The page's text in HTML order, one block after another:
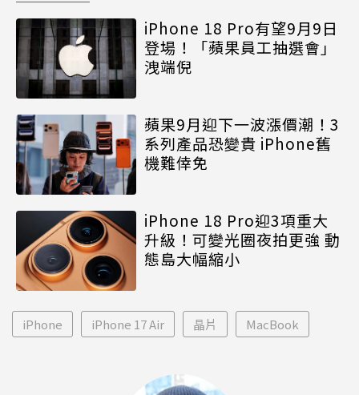
iPhone 18 Pro有望9月9日
登場！「蘋果員工抽選會」
洩端倪
蘋果9月迎下一波漲價潮！3
系列產品恐變貴 iPhone舊
機難倖免
iPhone 18 Pro迎3項重大
升級！可變光圈夜拍更強 動
態島大幅縮小
iPhone iPhone 17 Air 晶片 MacBook